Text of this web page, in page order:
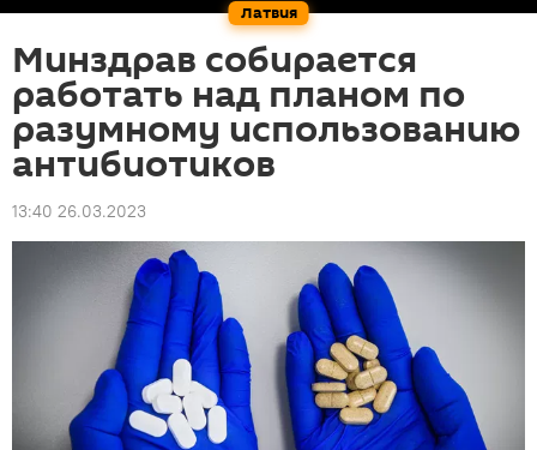
Латвия
Минздрав собирается
работать над планом по
разумному использованию
антибиотиков
13:40 26.03.2023